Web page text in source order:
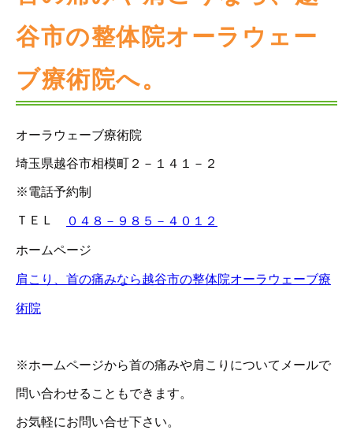
谷市の整体院オーラウェー
ブ療術院へ。
オーラウェーブ療術院
埼玉県越谷市相模町２－１４１－２
※電話予約制
ＴＥＬ ０４８－９８５－４０１２
ホームページ
肩こり、首の痛みなら越谷市の整体院オーラウェーブ療
術院
※ホームページから首の痛みや肩こりについてメールで
問い合わせることもできます。
お気軽にお問い合せ下さい。